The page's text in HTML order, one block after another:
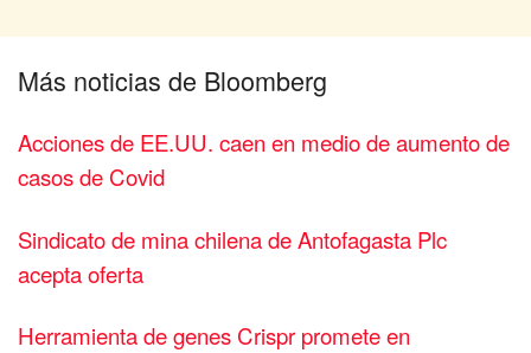
Más noticias de Bloomberg
Acciones de EE.UU. caen en medio de aumento de
casos de Covid
Sindicato de mina chilena de Antofagasta Plc
acepta oferta
Herramienta de genes Crispr promete en